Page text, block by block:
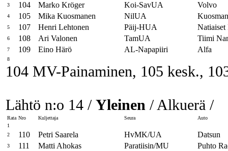
3 104 Marko Kröger Koi-SavUA Volvo
4 105 Mika Kuosmanen NilUA
5 107 Henri Lehtonen Päij-HUA
6 108 Ari Valonen TamUA Tiimi
7 109 Eino Härö AL-Napapiiri Alfa
8
104 MV-Painaminen, 105 kesk.,
Lähtö n:o 14 / Yleinen / Alkuerä /
Rata Nro Kuljettaja Seura
Auto
1
2
110 Petri Saarela HvMK/UA Datsun
3 111 Matti Ahokas Paratiisin/MU Puhto